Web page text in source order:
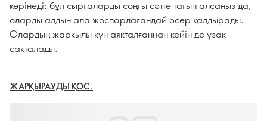
көрінеді: бұл сырғаларды соңғы сәтте тағып алсаңыз да,
оларды алдын ала жоспарлағандай әсер қалдырады.
Олардың жарқылы күн аяқталғаннан кейін де ұзақ
сақталады.
ЖАРҚЫРАУДЫ ҚОС.